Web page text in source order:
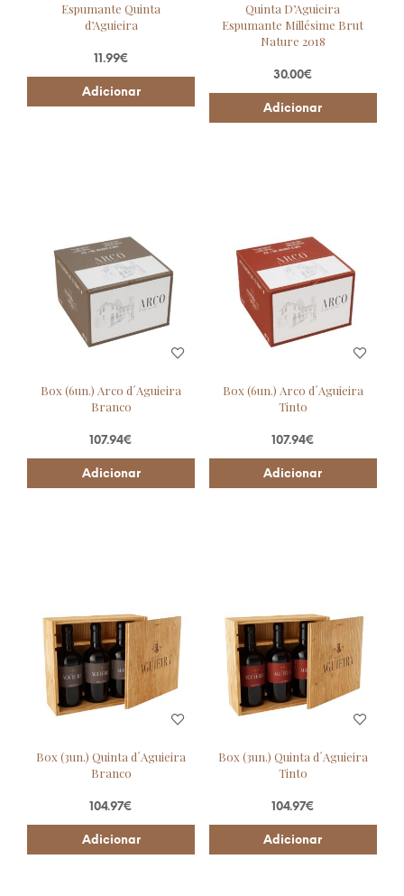
Espumante Quinta
d’Aguieira
11.99€
Adicionar
Quinta D’Aguieira
Espumante Millésime Brut
Nature 2018
30.00€
Adicionar
Box (6un.) Arco d´Aguieira
Branco
107.94€
Adicionar
Box (6un.) Arco d´Aguieira
Tinto
107.94€
Adicionar
Box (3un.) Quinta d´Aguieira
Branco
104.97€
Adicionar
Box (3un.) Quinta d´Aguieira
Tinto
104.97€
Adicionar